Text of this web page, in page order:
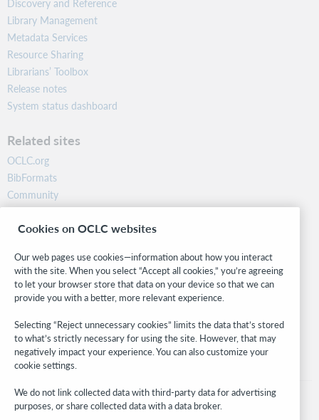
Discovery and Reference
Library Management
Metadata Services
Resource Sharing
Librarians’ Toolbox
Release notes
System status dashboard
Related sites
OCLC.org
BibFormats
Community
Research
WebJunction
Stay in the know.
Get the latest product updates, research, events, and much more—
right to your inbox.
Subscribe now
Cookies on OCLC websites
Our web pages use cookies—information about how you interact
with the site. When you select “Accept all cookies,” you’re agreeing
to let your browser store that data on your device so that we can
provide you with a better, more relevant experience.
Selecting “Reject unnecessary cookies” limits the data that’s stored
to what’s strictly necessary for using the site. However, that may
negatively impact your experience. You can also customize your
cookie settings.
We do not link collected data with third-party data for advertising
purposes, or share collected data with a data broker.